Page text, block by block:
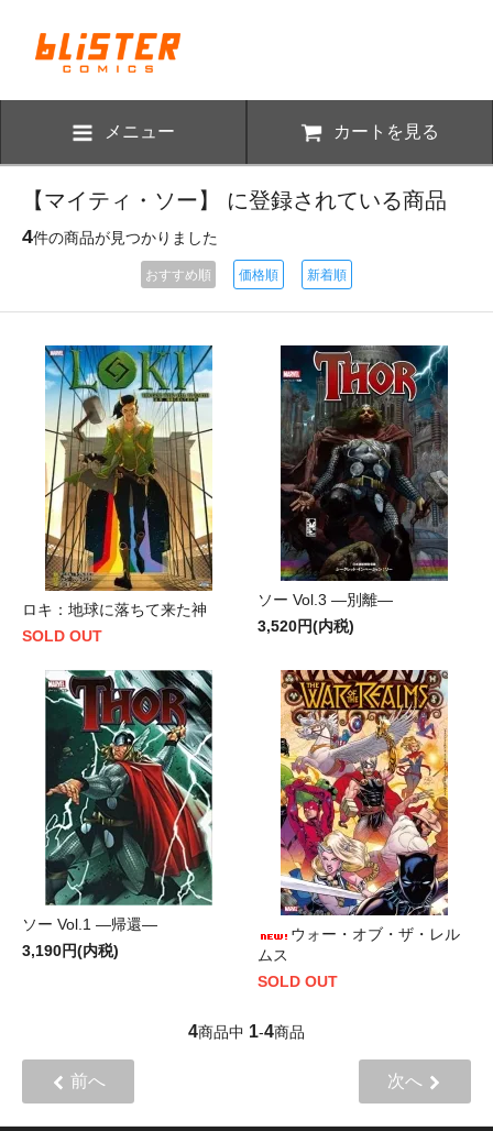
メニュー カートを見る
【マイティ・ソー】 に登録されている商品
4件の商品が見つかりました
おすすめ順 価格順 新着順
ロキ：地球に落ちて来た神
SOLD OUT
ソー Vol.3 ―別離―
3,520円(内税)
ソー Vol.1 ―帰還―
3,190円(内税)
ウォー・オブ・ザ・レル
ムス
SOLD OUT
4商品中 1-4商品
前へ 次へ